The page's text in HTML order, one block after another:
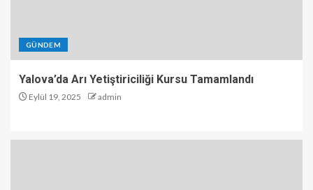
GÜNDEM
Yalova’da Arı Yetiştiriciliği Kursu Tamamlandı
Eylül 19, 2025 admin